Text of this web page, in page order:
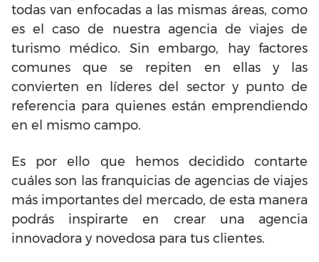
todas van enfocadas a las mismas áreas, como
es el caso de nuestra agencia de viajes de
turismo médico. Sin embargo, hay factores
comunes que se repiten en ellas y las
convierten en líderes del sector y punto de
referencia para quienes están emprendiendo
en el mismo campo.
Es por ello que hemos decidido contarte
cuáles son las franquicias de agencias de viajes
más importantes del mercado, de esta manera
podrás inspirarte en crear una agencia
innovadora y novedosa para tus clientes.